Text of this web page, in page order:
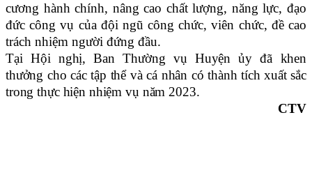
cương hànhchính, nâng cao chất lượng, năng lực, đạo
đức côngvụ của đội ngũ công chức, viên chức, đề cao
trách nhiệm người đứng đầu.
Tại Hội nghị, Ban Thường vụ Huyện ủy đã khen
thưởng cho các tập thể và cá nhân có thành tích xuất sắc
trong thực hiện nhiệm vụ năm 2023.
CTV